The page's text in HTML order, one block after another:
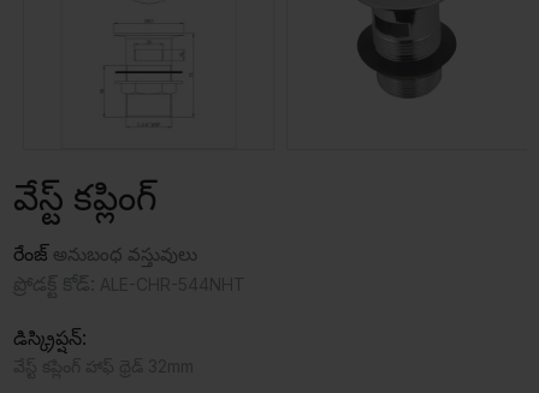
వేస్ట్ కప్లింగ్
రేంజ్ అనుబంధ వస్తువులు
డిస్క్రిప్షన్: